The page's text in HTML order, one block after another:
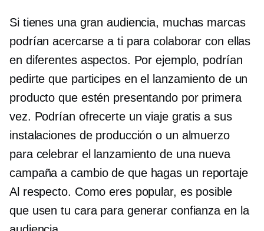
Si tienes una gran audiencia, muchas marcas
podrían acercarse a ti para colaborar con ellas
en diferentes aspectos. Por ejemplo, podrían
pedirte que participes en el lanzamiento de un
producto que estén presentando por primera
vez. Podrían ofrecerte un viaje gratis a sus
instalaciones de producción o un almuerzo
para celebrar el lanzamiento de una nueva
campaña a cambio de que hagas un reportaje
Al respecto. Como eres popular, es posible
que usen tu cara para generar confianza en la